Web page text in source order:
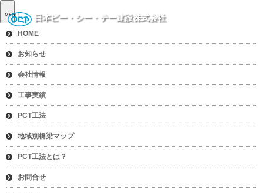
日本ピー・シー・テー建設株式会社
MENU
HOME
お知らせ
会社情報
工事実績
PCT工法
地域別橋梁マップ
PCT工法とは？
お問合せ